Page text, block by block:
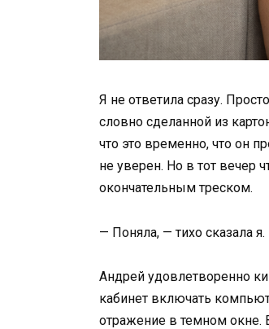
Я не ответила сразу.
словно сделанной из
что это временно, что он
не уверен. Но в тот вечер
окончательным треском.
— Поняла, — тихо сказала я.
Андрей удовлетворенно
кабинет включать
отражение в темном окне.